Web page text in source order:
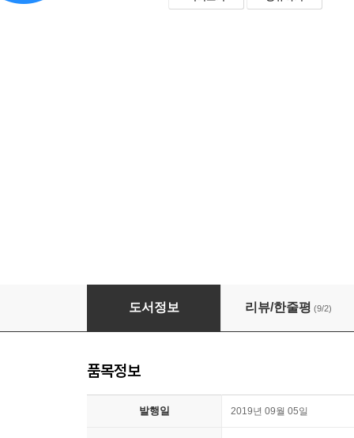
더 베스트 리빙 가이드 65 (The Best Living
도서정보 리뷰/한줄평 (9/2)
품목정보
발행일 2019년 09월 05일